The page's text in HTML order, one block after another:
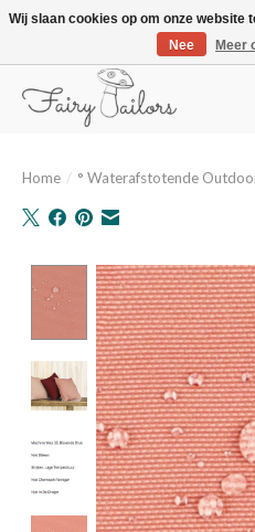
De mooiste online selectie stoffen en
Home / ° Waterafstotende
Product image
Wij slaan cookies op om onze website
Nee
Meer